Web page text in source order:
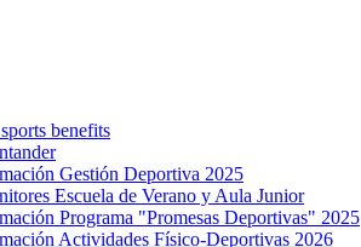
benefits
Gestión Deportiva 2025
Escuela de Verano y Aula Junior
Programa "Promesas Deportivas" 2025
Actividades Físico-Deportivas 2026